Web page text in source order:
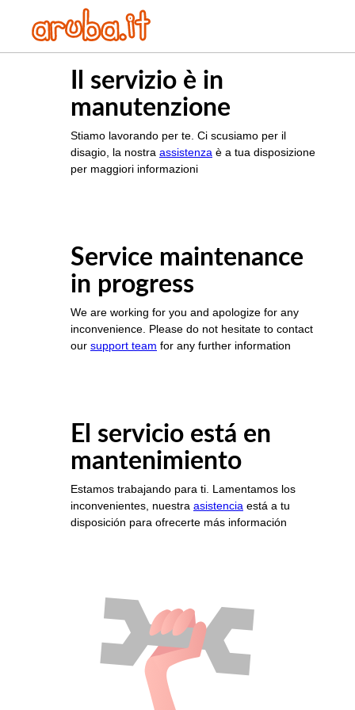
Il servizio è in
manutenzione
Stiamo lavorando per te. Ci scusiamo per il
disagio, la nostra assistenza è a tua disposizione
per maggiori informazioni
Service maintenance
in progress
We are working for you and apologize for any
inconvenience. Please do not hesitate to contact
our support team for any further information
El servicio está en
mantenimiento
Estamos trabajando para ti. Lamentamos los
inconvenientes, nuestra asistencia está a tu
disposición para ofrecerte más información